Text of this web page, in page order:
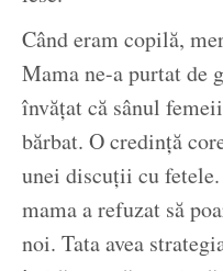
Când eram copilă,
Mama ne-a purtat de
învățat că sânul
bărbat. O credință
unei discuții cu
mama a refuzat să
noi. Tata avea